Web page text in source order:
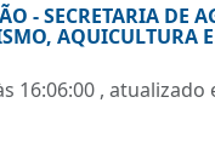
- SECRETARIA DE
AQUICULTURA E
16:06:00 , atualizado